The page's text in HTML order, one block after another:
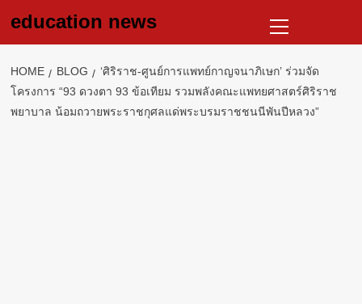
education news
Menu
HOME BLOG
‘ศิริราช-ศูนย์การแพทย์กาญจนาภิเษก’ ร่วมจัด
โครงการ “93 ดวงตา 93 ข้อเทียม รวมพลังคณะแพทยศาสตร์ศิริราช
พยาบาล น้อมถวายพระราชกุศลแด่พระบรมราชชนนีพันปีหลวง”